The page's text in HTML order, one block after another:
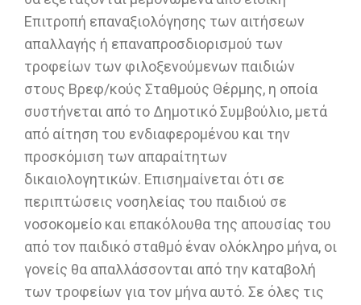
Επιτροπή επαναξιολόγησης των αιτήσεων
απαλλαγής ή επαναπροσδιορισμού των
τροφείων των φιλοξενούμενων παιδιών
στους Βρεφ/κούς Σταθμούς Θέρμης, η οποία
συστήνεται από το Δημοτικό Συμβούλιο, μετά
από αίτηση του ενδιαφερομένου και την
προσκόμιση των απαραίτητων
δικαιολογητικών. Επισημαίνεται ότι σε
περιπτώσεις νοσηλείας του παιδιού σε
νοσοκομείο και επακόλουθα της απουσίας του
από τον παιδικό σταθμό έναν ολόκληρο μήνα, οι
γονείς θα απαλλάσσονται από την καταβολή
των τροφείων για τον μήνα αυτό. Σε όλες τις